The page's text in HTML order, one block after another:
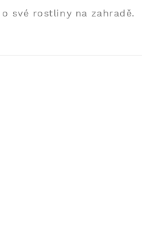
své rostliny na zahradě.